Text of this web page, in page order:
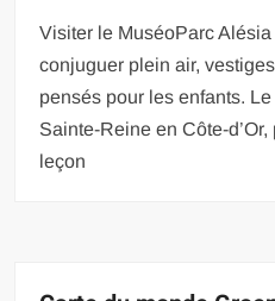
Visiter le MuséoParc Alésia
conjuguer plein air,
pensés pour les enfants.
Sainte-Reine en Côte-
leçon